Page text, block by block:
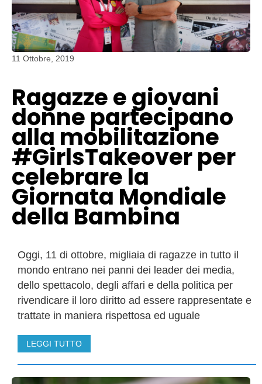
11 Ottobre, 2019
Ragazze e giovani
donne partecipano
alla mobilitazione
#GirlsTakeover per
celebrare la
Giornata Mondiale
della Bambina
Oggi, 11 di ottobre, migliaia di ragazze in tutto il
mondo entrano nei panni dei leader dei media,
dello spettacolo, degli affari e della politica per
rivendicare il loro diritto ad essere rappresentate e
trattate in maniera rispettosa ed uguale
LEGGI TUTTO